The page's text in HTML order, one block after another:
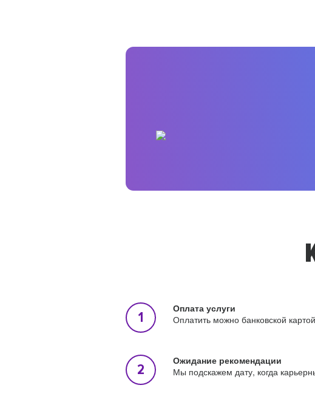
Оплата услуги
Оплатить можно банковской
Ожидание рекомендации
Мы подскажем дату, когда